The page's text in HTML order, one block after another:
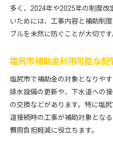
多く、2024年や2025年の制度改
いためには、工事内容と補助制
ブルを未然に防ぐことが大切です
塩尻市補助金利用可能な配
塩尻市で補助金の対象となりや
排水設備の更新や、下水道への
の交換などがあります。特に塩
道接続時の工事が補助対象とな
費用負担軽減に役立ちます。